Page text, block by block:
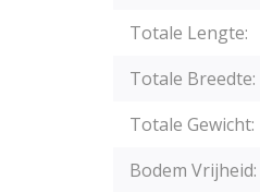
Totale Lengte:
Totale Breedte:
Totale Gewicht:
Bodem Vrijheid: